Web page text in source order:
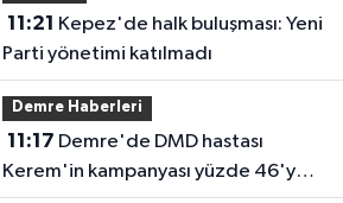
11:21
Parti yönetimi katılmadı
Demre Haberleri
11:17
Kerem'in kampanyası yüzde 46'ya